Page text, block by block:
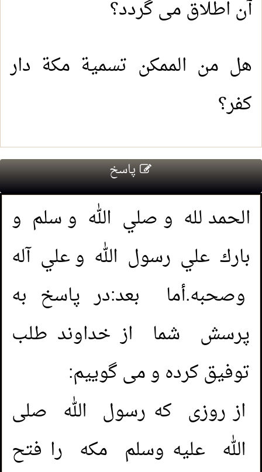
آن اطلاق مى گردد؟
هل من الممكن تسمية مكة دار
كفر؟
پاسخ
الحمد لله و صلي الله و سلم و
بارك علي رسول الله و علي آله
وصحبه.أما بعد:در پاسخ به
پرسش شما از خداوند طلب
توفیق کرده و می گوییم:
از روزی که رسول الله صلى
الله عليه وسلم مکه را فتح